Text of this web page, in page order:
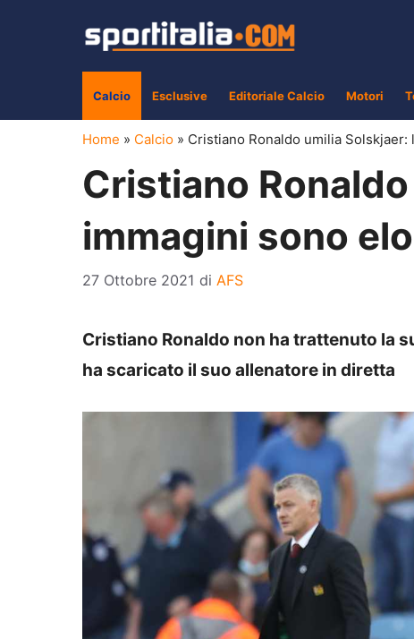
Calcio Esclusive Editoriale Calcio Motori
Home » Calcio » Cristiano Ronaldo umilia
Cristiano
immagini sono
27 Ottobre 2021 di AFS
Cristiano Ronaldo non ha trattenuto la
ha scaricato il suo allenatore in diretta